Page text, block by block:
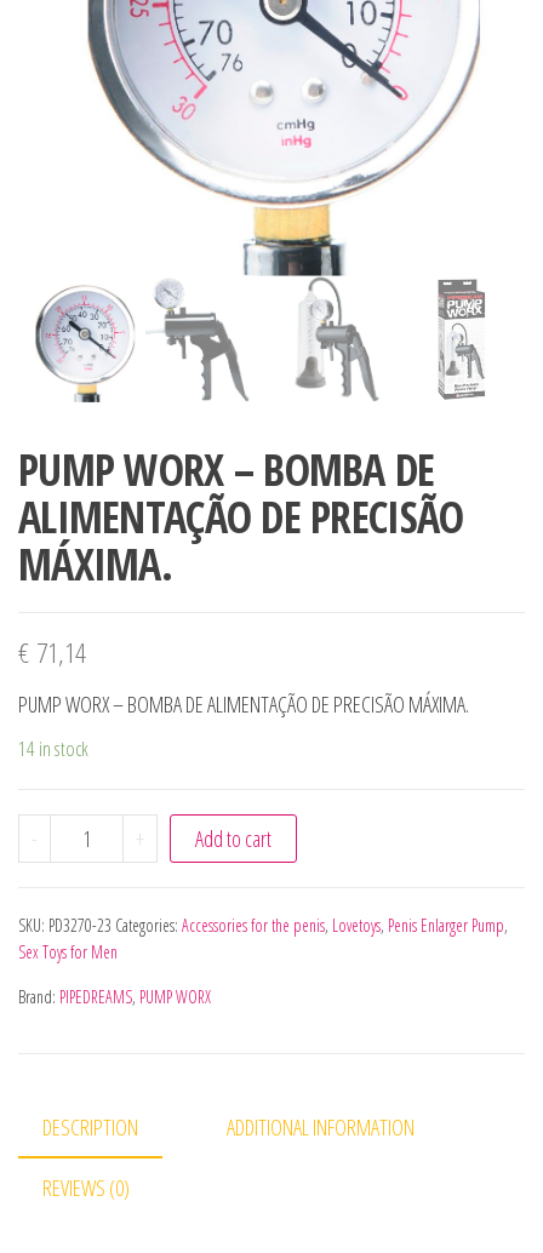
PUMP WORX – BOMBA DE
ALIMENTAÇÃO DE PRECISÃO
MÁXIMA.
€ 71,14
PUMP WORX – BOMBA DE ALIMENTAÇÃO DE PRECISÃO MÁXIMA.
14 in stock
- PUMP WORX - BOMBA DE ALIMENTAÇÃO DE PRECISÃO
+ Add to cart
SKU: PD3270-23 Categories: Accessories for the penis, Lovetoys, Penis Enlarger Pump,
Sex Toys for Men
Brand: PIPEDREAMS, PUMP WORX
DESCRIPTION ADDITIONAL INFORMATION
REVIEWS (0)